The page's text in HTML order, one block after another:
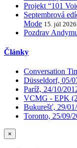
Projekt “101
Septembrová
Mode 15. júl 2026
Pozdrav
Články
Conversation
Düsseldorf, 05/
Paríž, 24/10/
VCMG - EPK
Bukurešť, 29/01/
Toronto, 25/09/
×